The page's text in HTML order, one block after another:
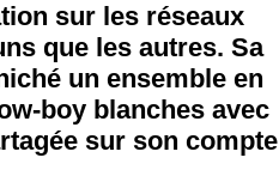
sur les réseaux
que les autres. Sa
un ensemble en
boy blanches avec
sur son compte